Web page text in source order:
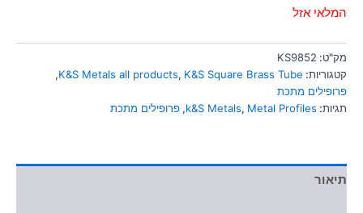
font_download סמן קישורים
לאפס
כל
cached
המלאי אזל
מק"ט: KS9852
קטגוריות:
K&S Metals all products, K&S Square Brass Tube
,
פרופילים מתכת
תגיות:
k&S Metals, Metal Profiles
, פרופילים מתכת
תיאור